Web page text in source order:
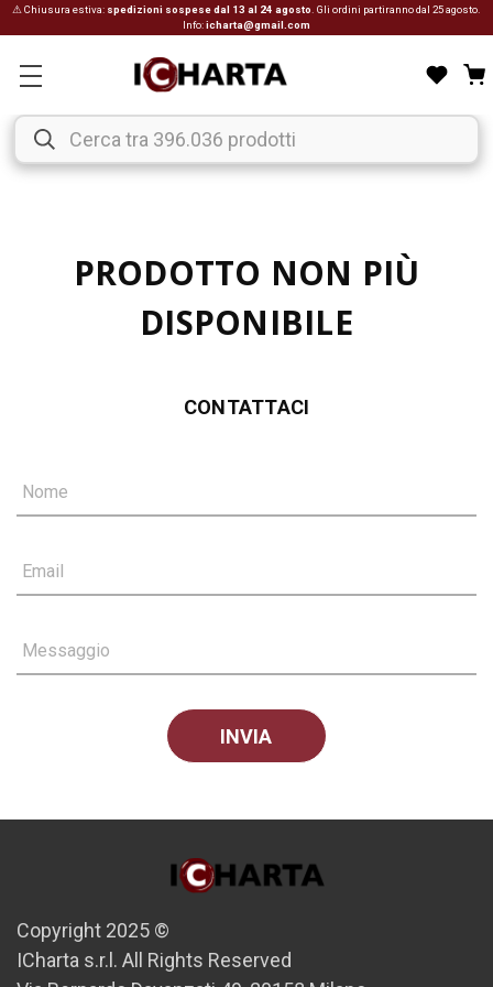
⚠ Chiusura estiva: spedizioni sospese dal 13 al 24 agosto . Gli ordini partiranno dal 25 agosto.
Info:icharta@gmail.com
PRODOTTO NON PIÙ
DISPONIBILE
CONTATTACI
Nome
Email
Messaggio
Copyright 2025 ©
ICharta s.r.l. All Rights Reserved